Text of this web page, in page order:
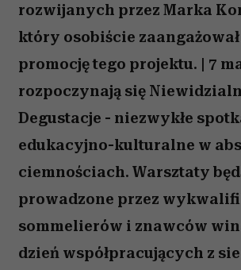
rozwijanych przez Marka
który osobiście
promocję tego projektu. | 7
rozpoczynają się
Degustacje - niezwykłe
edukacyjno-kulturalne w
ciemnościach. Warsztaty
prowadzone przez
sommelierów i znawców
dzień współpracujących z